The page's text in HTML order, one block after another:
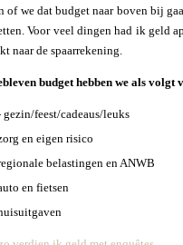
of we dat budget naar boven bij
Voor veel dingen had ik geld
naar de spaarrekening.
budget hebben we als
gezin/feest/cadeaus/leuks
en eigen risico
belastingen en ANWB
en fietsen